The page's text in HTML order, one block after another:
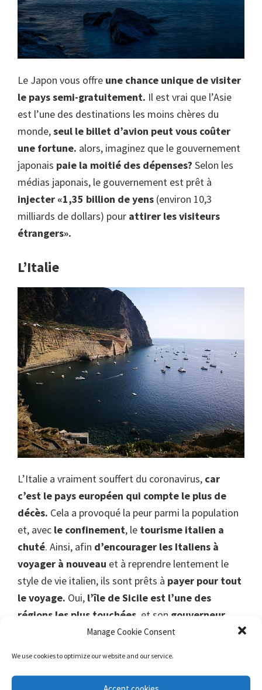
Manage Cookie Consent
We use cookies to optimize our website and our service.
Le Japon vous offre une chance unique de visiter
le pays semi-gratuitement. Il est vrai que l’Asie
est l’une des destinations les moins chères du
monde,seul le billet d’avion peut vous coûter
une fortune. alors, imaginez que le gouvernement
japonais paie la moitié des dépenses? Selon les
médias japonais, le gouvernement est prêt à
injecter «1,35 billion de yens (environ 10,3
milliards de dollars) pour attirer les visiteurs
étrangers».
L’Italie
L’Italie a vraiment souffert du coronavirus, car
c’est le pays européen qui compte le plus de
décès. Cela a provoqué la peur parmi la population
et, avec le confinement, le tourisme italien a
chuté. Ainsi, afin d’encourager les Italiens à
voyager à nouveau et à reprendre lentement le
style de vie italien, ils sont prêts à payer pour tout
le voyage. Oui, l’île de Sicile est l’une des
régions les plus touchées , et son gouverneur
considère qu’il est «crucial»d’encourager les